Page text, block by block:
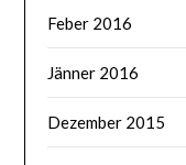
Feber 2016
Jänner 2016
Dezember 2015